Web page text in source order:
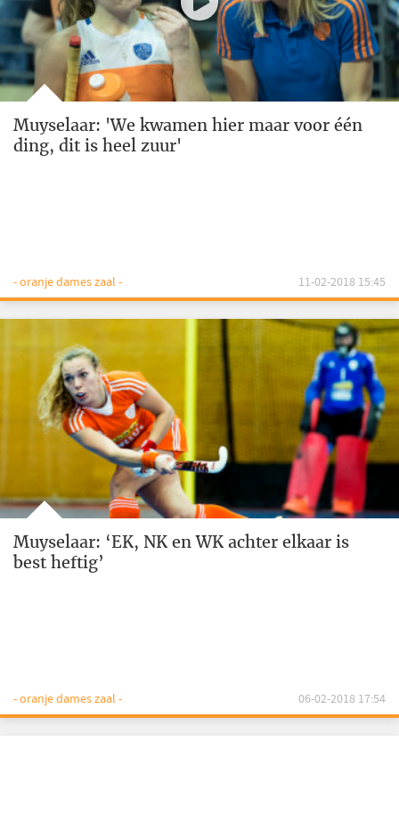
Muyselaar: 'We kwamen hier maar voor één
ding, dit is heel zuur'
- oranje dames zaal - 11-02-2018 15:45
Muyselaar: ‘EK, NK en WK achter elkaar is
best heftig’
- oranje dames zaal - 06-02-2018 17:54